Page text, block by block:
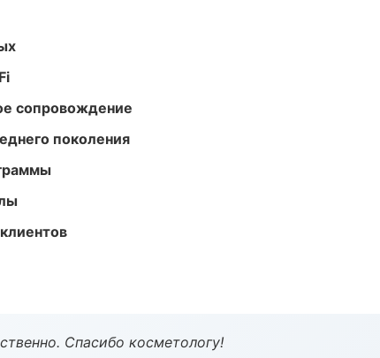
сопровождение
поколения
Спасибо косметологу!